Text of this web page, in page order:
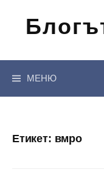
съдържанието
МЕНЮ
Етикет: вмро